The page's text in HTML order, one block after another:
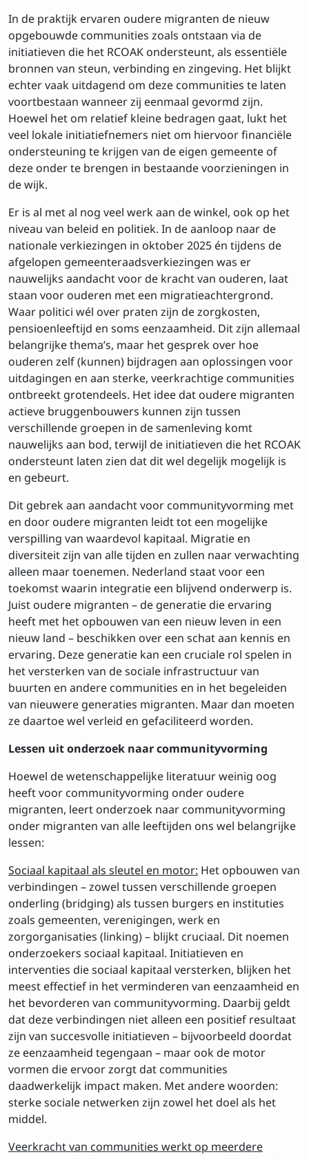
In de praktijk ervaren oudere migranten de nieuw
opgebouwde communities zoals ontstaan via de
initiatieven die het RCOAK ondersteunt, als essentiële
bronnen van steun, verbinding en zingeving. Het blijkt
echter vaak uitdagend om deze communities te laten
voortbestaan wanneer zij eenmaal gevormd zijn.
Hoewel het om relatief kleine bedragen gaat, lukt het
veel lokale initiatiefnemers niet om hiervoor financiële
ondersteuning te krijgen van de eigen gemeente of
deze onder te brengen in bestaande voorzieningen in
de wijk.
Er is al met al nog veel werk aan de winkel, ook op het
niveau van beleid en politiek. In de aanloop naar de
nationale verkiezingen in oktober 2025 én tijdens de
afgelopen gemeenteraadsverkiezingen was er
nauwelijks aandacht voor de kracht van ouderen, laat
staan voor ouderen met een migratieachtergrond.
Waar politici wél over praten zijn de zorgkosten,
pensioenleeftijd en soms eenzaamheid. Dit zijn allemaal
belangrijke thema’s, maar het gesprek over hoe
ouderen zelf (kunnen) bijdragen aan oplossingen voor
uitdagingen en aan sterke, veerkrachtige communities
ontbreekt grotendeels. Het idee dat oudere migranten
actieve bruggenbouwers kunnen zijn tussen
verschillende groepen in de samenleving komt
nauwelijks aan bod, terwijl de initiatieven die het RCOAK
ondersteunt laten zien dat dit wel degelijk mogelijk is
en gebeurt.
Dit gebrek aan aandacht voor communityvorming met
en door oudere migranten leidt tot een mogelijke
verspilling van waardevol kapitaal. Migratie en
diversiteit zijn van alle tijden en zullen naar verwachting
alleen maar toenemen. Nederland staat voor een
toekomst waarin integratie een blijvend onderwerp is.
Juist oudere migranten – de generatie die ervaring
heeft met het opbouwen van een nieuw leven in een
nieuw land – beschikken over een schat aan kennis en
ervaring. Deze generatie kan een cruciale rol spelen in
het versterken van de sociale infrastructuur van
buurten en andere communities en in het begeleiden
van nieuwere generaties migranten. Maar dan moeten
ze daartoe wel verleid en gefaciliteerd worden.
Lessen uit onderzoek naar communityvorming
Hoewel de wetenschappelijke literatuur weinig oog
heeft voor communityvorming onder oudere
migranten, leert onderzoek naar communityvorming
onder migranten van alle leeftijden ons wel belangrijke
lessen:
Sociaal kapitaal als sleutel en motor: Het opbouwen van
verbindingen – zowel tussen verschillende groepen
onderling (bridging) als tussen burgers en instituties
zoals gemeenten, verenigingen, werk en
zorgorganisaties (linking) – blijkt cruciaal. Dit noemen
onderzoekers sociaal kapitaal. Initiatieven en
interventies die sociaal kapitaal versterken, blijken het
meest effectief in het verminderen van eenzaamheid en
het bevorderen van communityvorming. Daarbij geldt
dat deze verbindingen niet alleen een positief resultaat
zijn van succesvolle initiatieven – bijvoorbeeld doordat
ze eenzaamheid tegengaan – maar ook de motor
vormen die ervoor zorgt dat communities
daadwerkelijk impact maken. Met andere woorden:
sterke sociale netwerken zijn zowel het doel als het
middel.
Veerkracht van communities werkt op meerdere
Inschrijven op de
nieuwsbrief
Voornaam
Achtenaam
PrivacyIk ga akkoord met devoorwaarden
Inschrijven